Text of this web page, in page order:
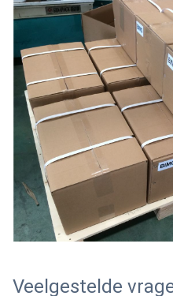
Veelgestelde